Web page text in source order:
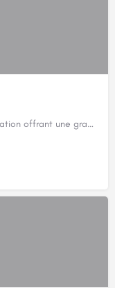
Couche-Tard est un magasin d’accommodation offrant une grande variété de produits pour les gens pressés.…